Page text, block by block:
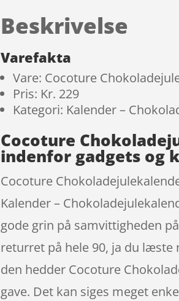
Beskrivelse
Varefakta
Vare: Cocoture
Pris: Kr. 229
Kategori: Kalender –
Cocoture
indenfor gadgets og
Cocoture
Kalender –
gode grin på samvittigheden
returret på hele 90, ja du læste
den hedder Cocoture
gave. Det kan siges meget